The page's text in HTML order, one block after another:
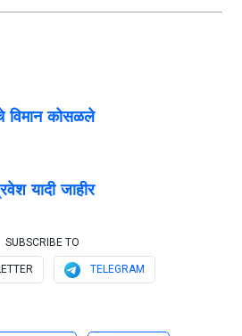
विमान कोसळले
यादी जाहीर
SUBSCRIBE TO
TELEGRAM